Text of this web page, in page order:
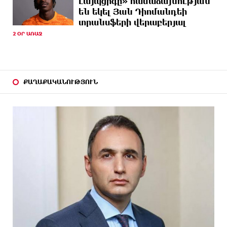
Ռուսաստանի և Իրանի դեմ պատժամիջոցների
ընդլայնման օրինագիծը
14 ԺԱՄ
Երևանյան լճում իրականացվել են մաքրման
աշխատանքներ
Պայթյուն՝ Իրանում․ հաղորդվում է զոհերի ու
վիրավորների մասին
«Ռեալը» հայտարարել է Դիոմանդեի տրանսֆերի
Վանաձորում բшխվել են «Jeep Cherokee»-ն և
«Toyota Camry»-ն
են եկել Յան Դիոմանդեի
տրանսֆերի վերաբերյալ
2 ՕՐ ԱՌԱՋ
ՔԱՂԱՔԱԿԱՆՈՒԹՅՈՒՆ